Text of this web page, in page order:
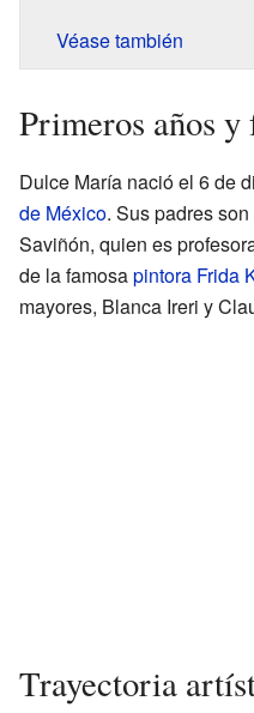
Véase también
Primeros años
Dulce María nació el 6 de
de México. Sus padres
Saviñón, quien es
de la famosapintora Frida
mayores, Blanca Ireri y
Trayectoria